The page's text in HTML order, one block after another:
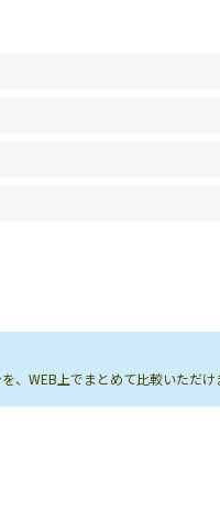
WEB上でまとめて比較いただけ